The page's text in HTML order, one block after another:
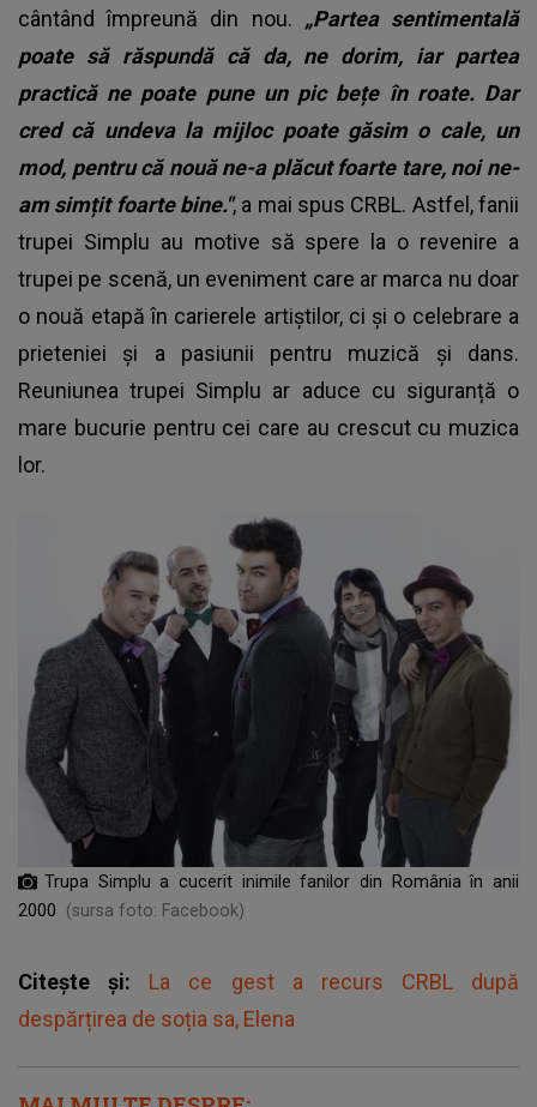
cântând împreună din nou. „Partea sentimentală
poate să răspundă că da, ne dorim, iar partea
practică ne poate pune un pic bețe în roate. Dar
cred că undeva la mijloc poate găsim o cale, un
mod, pentru că nouă ne-a plăcut foarte tare, noi ne-
am simțit foarte bine.", a mai spus CRBL. Astfel, fanii
trupei Simplu au motive să spere la o revenire a
trupei pe scenă, un eveniment care ar marca nu doar
o nouă etapă în carierele artiștilor, ci și o celebrare a
prieteniei și a pasiunii pentru muzică și dans.
Reuniunea trupei Simplu ar aduce cu siguranță o
mare bucurie pentru cei care au crescut cu muzica
lor.
Trupa Simplu a cucerit inimile fanilor din România în anii
2000
(sursa foto: Facebook)
Citește și: La ce gest a recurs CRBL după
despărțirea de soția sa, Elena